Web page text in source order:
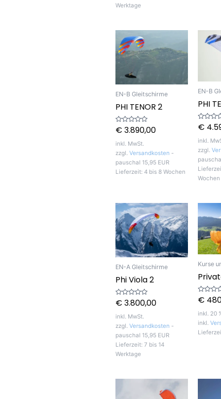
Werktage
EN-B Gleitschirme
PHI TENOR 2
Bewertet
mit
0
von
5
€ 3.890,00
inkl. MwSt.
zzgl. Versandkosten -
pauschal 15,95 EUR
Lieferzeit: 4 bis 8 Wochen
EN-B
PHI
Bewertet
mit
0
von
5
€
inkl.
zzgl.
Wochen
EN-A Gleitschirme
Phi Viola 2
Bewertet
mit
von
5
€ 3.800,00
inkl. MwSt.
zzgl. Versandkosten -
pauschal 15,95 EUR
Lieferzeit: 7 bis 14
Werktage
Kurse
Bewertet
mit
von
5
€
inkl. 20
inkl.